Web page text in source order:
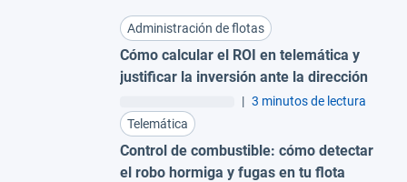
Administración de flotas
Cómo calcular el ROI en telemática y
justificar la inversión ante la dirección
| 3 minutos de lectura
Telemática
Control de combustible: cómo detectar
el robo hormiga y fugas en tu flota